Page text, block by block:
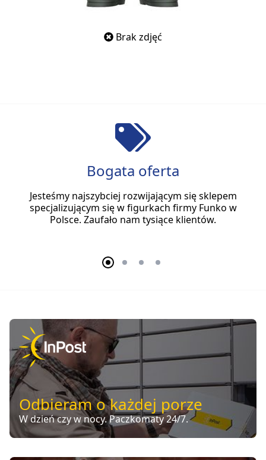
Brak zdjęć
Bogata oferta
Jesteśmy najszybciej rozwijającym się sklepem
specjalizującym się w figurkach firmy Funko w
Polsce. Zaufało nam tysiące klientów.
Odbieram o każdej porze
W dzień czy w nocy. Paczkomaty 24/7.